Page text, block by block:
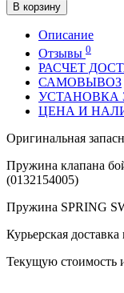
В корзину
Описание
Отзывы 0
РАСЧЕТ
САМОВЫВОЗ
УСТАНОВКА
ЦЕНА И
Оригинальная
Пружина клапана
(0132154005)
Пружина SPRING
Курьерская
Текущую стоимость